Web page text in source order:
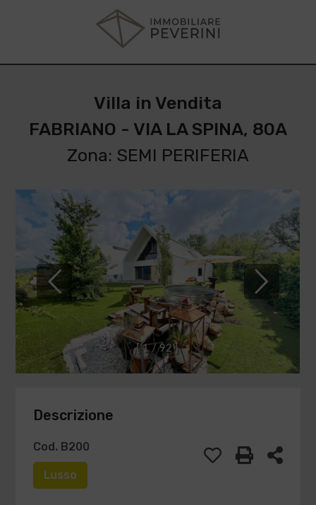
Villa in Vendita
FABRIANO - VIA LA SPINA, 80A
Zona: SEMI PERIFERIA
[ 1 / 92 ]
Descrizione
Cod. B200
Lusso